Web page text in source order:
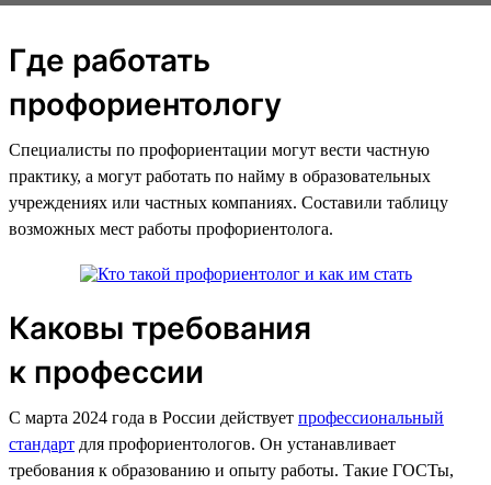
Где работать
профориентологу
Специалисты по профориентации могут вести частную
практику, а могут работать по найму в образовательных
учреждениях или частных компаниях. Составили таблицу
возможных мест работы профориентолога.
Каковы требования
к профессии
С марта 2024 года в России действует профессиональный
стандарт для профориентологов. Он устанавливает
требования к образованию и опыту работы. Такие ГОСТы,